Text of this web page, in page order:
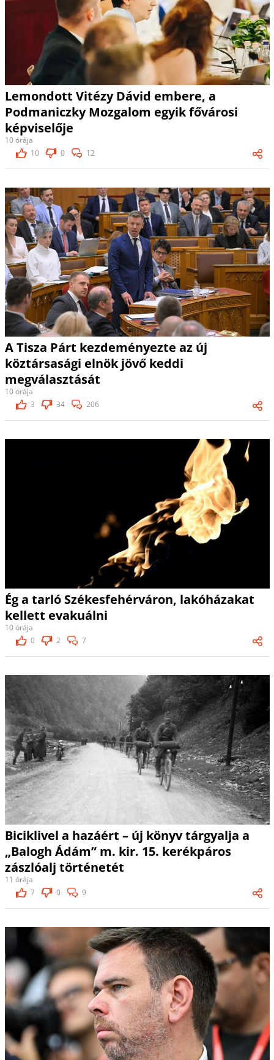
Lemondott Vitézy Dávid embere, a
Podmaniczky Mozgalom egyik fővárosi
képviselője
10 órája
10
0 12
A Tisza Párt kezdeményezte az új
köztársasági elnök jövő keddi
megválasztását
10 órája
3
34 206
Ég a tarló Székesfehérváron, lakóházakat
kellett evakuálni
10 órája
0
2 7
Biciklivel a hazáért – új könyv tárgyalja a
„Balogh Ádám” m. kir. 15. kerékpáros
zászlóalj történetét
11 órája
7
0 9